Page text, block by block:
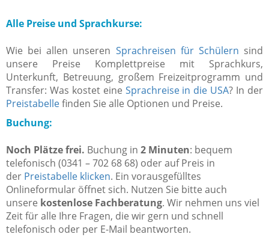
Alle Preise und Sprachkurse:
Wie bei allen unseren Sprachreisen für Schülern sind
unsere Preise Komplettpreise mit Sprachkurs,
Unterkunft, Betreuung, großem Freizeitprogramm und
Transfer: Was kostet eine Sprachreise in die USA? In der
Preistabellefinden Sie alle Optionen und Preise.
Buchung:
Noch Plätze frei. Buchung in 2 Minuten: bequem
telefonisch (0341 – 702 68 68) oder auf Preis in
der Preistabelle klicken. Ein vorausgefülltes
Onlineformular öffnet sich. Nutzen Sie bitte auch
unsere kostenlose Fachberatung. Wir nehmen uns viel
Zeit für alle Ihre Fragen, die wir gern und schnell
telefonisch oder per E-Mail beantworten.